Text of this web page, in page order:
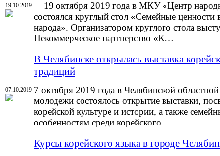
19.10.2019
19 октября 2019 года в МКУ «Центр
состоялся круглый стол «Семейные ценности
народа». Организатором круглого стола
Некоммерческое партнерство «К…
07.10.2019
В Челябинске открылась выставка
традиций
7 октября 2019 года в Челябинской
молодежи состоялось открытие выставки,
корейской культуре и истории, а также
особенностям среди корейского…
Курсы корейского языка в городе